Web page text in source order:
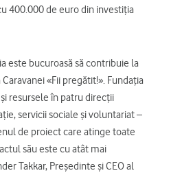
400.000 de euro din investiția
este bucuroasă să contribuie la
«Fii pregătit!». Fundația
resursele în patru direcții
servicii sociale și voluntariat –
de proiect care atinge toate
său este cu atât mai
Takkar, Președinte și CEO al